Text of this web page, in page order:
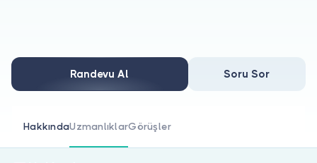
Doktorlar için
Doktor musunuz?
Randevu Al Soru Sor
HakkındaUzmanlıklarGörüşler